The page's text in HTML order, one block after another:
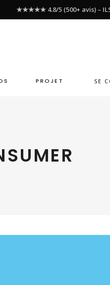
★★★★★ 4.8/5 (500+ avis) – ILS
PROJET SE